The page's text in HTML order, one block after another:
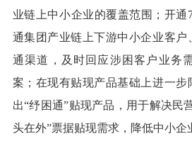
业链上中小企业的覆盖范围；开通
通集团产业链上下游中小企业客户
通渠道，及时回应涉困客户业务
案；在现有贴现产品基础上进一步
出“纾困通”贴现产品，用于解决民
头在外”票据贴现需求，降低中小企